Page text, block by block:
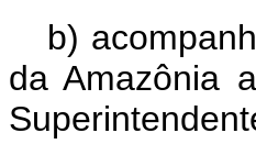
b)
da Amazônia